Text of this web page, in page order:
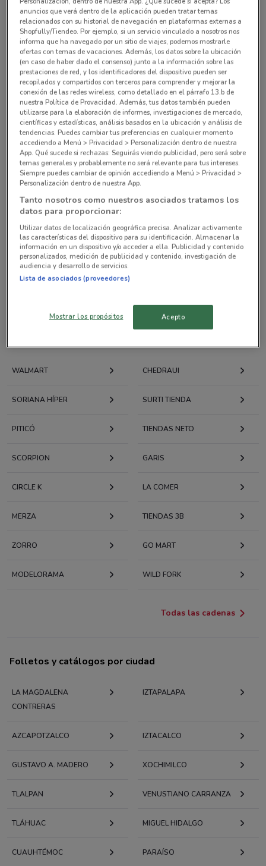
Sucursales Tiendas 3B alrededor
Av. Coyoacán 425 Benito Juárez
481 m
ABIERTO
Avenida Coyoacán No 896 Benito Juarez
732 m
ABIERTO
Porfirio Diaz s/n Ciudad De México
982 m
Gabriel Mancera No 154 Cdmx
1.2 km
ABIERTO
Gabriel Mancera No 154 Ciudad De México
1.2 km
WALMART CHEDRAUI
SORIANA HÍPER SURTI TIENDA
PITICÓ TIENDAS NETO
SCORPION GARIS
CIRCLE K LA COMER
MERZA TIENDAS 3B
ZORRO GO MART
MODELORAMA WILD FORK
Todas las cadenas
Folletos y catálogos por ciudad
LA MAGDALENA
CONTRERAS
IZTAPALAPA
AZCAPOTZALCO IZTACALCO
GUSTAVO A. MADERO XOCHIMILCO
TLALPAN VENUSTIANO CARRANZA
TLÁHUAC MIGUEL HIDALGO
CUAUHTÉMOC PARAÍSO
anuncios que verá dentro de la aplicación pueden tratar temas
relacionados con su historial de navegación en plataformas externas a
Shopfully/Tiendeo. Por ejemplo, si un servicio vinculado a nosotros nos
informa que ha navegado por un sitio de viajes, podemos mostrarle
ofertas con temas de vacaciones. Además, los datos sobre la ubicación
(en caso de haber dado el consenso) junto a la información sobre las
prestaciones de red, y los identificadores del dispositivo pueden ser
recopilados y compartidos con terceros para comprender y mejorar la
conexión de las redes wireless, como detallado en el párrafo 13.b de
nuestra Política de Provacidad. Además, tus datos también pueden
utilizarse para la elaboración de informes, investigaciones de mercado,
científicas y estadísticas, análisis basados en la ubicación y análisis de
tendencias. Puedes cambiar tus preferencias en cualquier momento
accediendo a Menú > Privacidad > Personalización dentro de nuestra
App. Qué sucede si rechazas: Seguirás viendo publicidad, pero será sobre
temas generales y probablemente no será relevante para tus intereses.
Siempre puedes cambiar de opinión accediendo a Menú > Privacidad >
Personalización dentro de nuestra App.
Tanto nosotros como nuestros asociados tratamos los
datos para proporcionar:
Utilizar datos de localización geográfica precisa. Analizar activamente
las características del dispositivo para su identificación. Almacenar la
información en un dispositivo y/o acceder a ella. Publicidad y contenido
personalizados, medición de publicidad y contenido, investigación de
audiencia y desarrollo de servicios.
Lista de asociados (proveedores)
Mostrar los propósitos Acepto